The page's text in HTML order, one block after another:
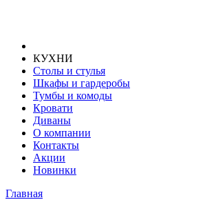
КУХНИ
Столы и стулья
Шкафы и гардеробы
Тумбы и комоды
Кровати
Диваны
О компании
Контакты
Акции
Новинки
Главная